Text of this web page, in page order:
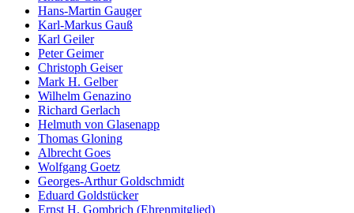
Hans-Martin Gauger
Karl-Markus Gauß
Karl Geiler
Peter Geimer
Christoph Geiser
Mark H. Gelber
Wilhelm Genazino
Richard Gerlach
Helmuth von Glasenapp
Thomas Gloning
Albrecht Goes
Wolfgang Goetz
Georges-Arthur Goldschmidt
Eduard Goldstücker
Ernst H. Gombrich (Ehrenmitglied)